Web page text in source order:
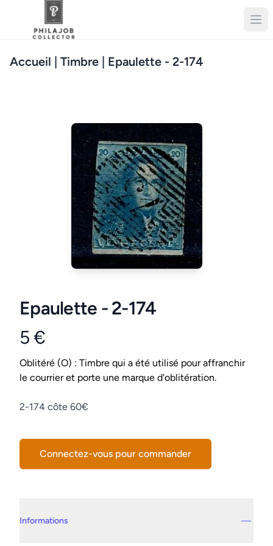
Accueil | Timbre | Epaulette - 2-174
Epaulette - 2-174
Product information
5 €
Conditions
Oblitéré (O) : Timbre qui a été utilisé pour affranchir
le courrier et porte une marque d'oblitération.
Description
2-174 côte 60€
Connectez-vous pour commander
Informations